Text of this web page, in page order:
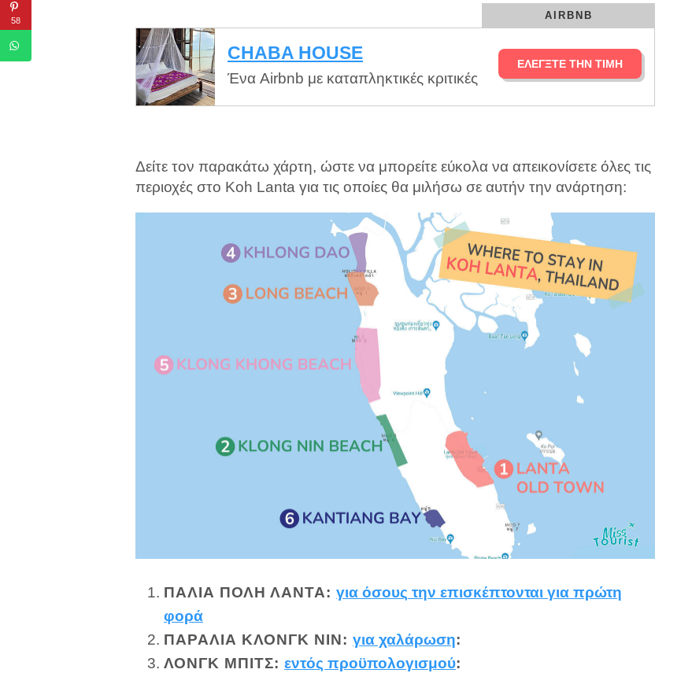
AIRBNB
CHABA HOUSE
Ένα Airbnb με καταπληκτικές κριτικές
ΕΛΈΓΞΤΕ ΤΗΝ ΤΙΜΉ
Δείτε τον παρακάτω χάρτη, ώστε να μπορείτε εύκολα να απεικονίσετε όλες τις
περιοχές στο Koh Lanta για τις οποίες θα μιλήσω σε αυτήν την ανάρτηση:
ΠΑΛΙΆ ΠΌΛΗ ΛΆΝΤΑ:για όσους την επισκέπτονται για πρώτη
φορά
ΠΑΡΑΛΊΑ ΚΛΟΝΓΚ ΝΙΝ:για χαλάρωση:
ΛΟΝΓΚ ΜΠΙΤΣ:εντός προϋπολογισμού:
58